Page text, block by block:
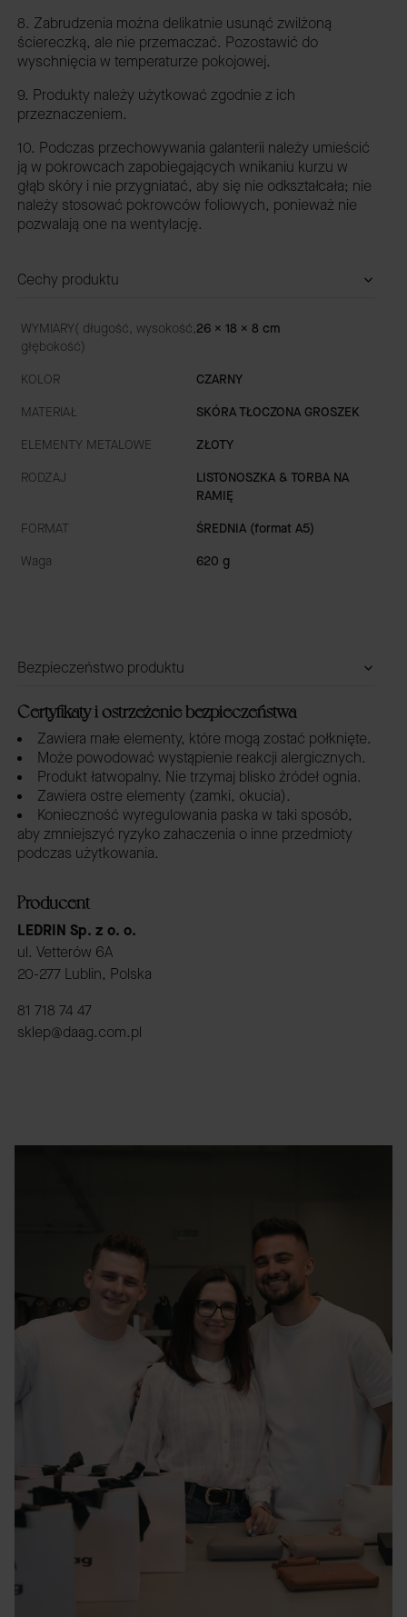
8. Zabrudzenia można delikatnie usunąć zwilżoną
ściereczką, ale nie przemaczać. Pozostawić do
wyschnięcia w temperaturze pokojowej.
9. Produkty należy użytkować zgodnie z ich
przeznaczeniem.
10. Podczas przechowywania galanterii należy umieścić
ją w pokrowcach zapobiegających wnikaniu kurzu w
głąb skóry i nie przygniatać, aby się nie odkształcała; nie
należy stosować pokrowców foliowych, ponieważ nie
pozwalają one na wentylację.
Cechy produktu
WYMIARY( długość, wysokość,
głębokość)
26 x 18 x 8 cm
KOLOR
CZARNY
MATERIAŁ
SKÓRA TŁOCZONA GROSZEK
ELEMENTY METALOWE
ZŁOTY
RODZAJ
LISTONOSZKA & TORBA NA
RAMIĘ
FORMAT
ŚREDNIA (format A5)
Waga
620 g
Bezpieczeństwo produktu
Certyfikaty i ostrzeżenie bezpieczeństwa
Zawiera małe elementy, które mogą zostać połknięte.
Może powodować wystąpienie reakcji alergicznych.
Produkt łatwopalny. Nie trzymaj blisko źródeł ognia.
Zawiera ostre elementy (zamki, okucia).
Konieczność wyregulowania paska w taki sposób,
aby zmniejszyć ryzyko zahaczenia o inne przedmioty
podczas użytkowania.
Producent
LEDRIN Sp. z o. o.
ul. Vetterów 6A
20-277 Lublin, Polska
81 718 74 47
sklep@daag.com.pl